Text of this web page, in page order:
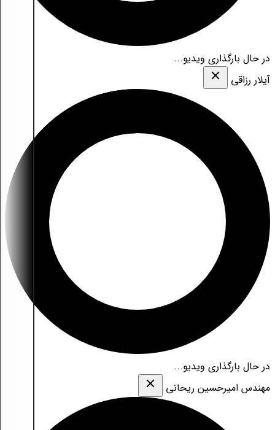
در حال بارگذاری ویدیو...
آیلار رزاقی
در حال بارگذاری ویدیو...
مهندس امیرحسین ریحانی